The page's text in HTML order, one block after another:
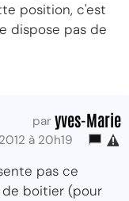
position, c'est
dispose pas de
par yves-Marie
à 20h19
pas ce
boitier (pour